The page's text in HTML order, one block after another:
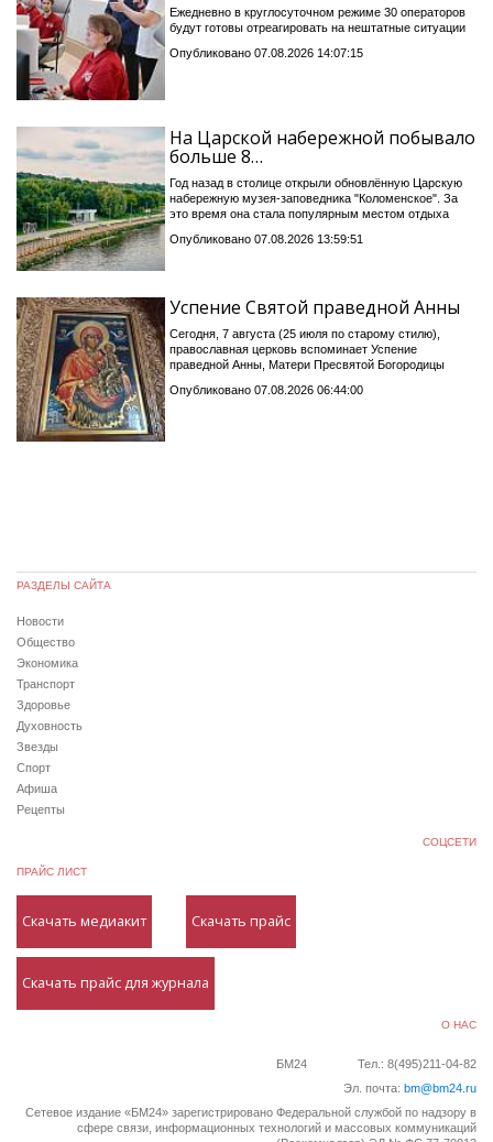
Ежедневно в круглосуточном режиме 30 операторов
будут готовы отреагировать на нештатные ситуации
Опубликовано 07.08.2026 14:07:15
На Царской набережной побывало
больше 8…
Год назад в столице открыли обновлённую Царскую
набережную музея-заповедника "Коломенское". За
это время она стала популярным местом отдыха
Опубликовано 07.08.2026 13:59:51
Успение Святой праведной Анны
Сегодня, 7 августа (25 июля по старому стилю),
православная церковь вспоминает Успение
праведной Анны, Матери Пресвятой Богородицы
Опубликовано 07.08.2026 06:44:00
РАЗДЕЛЫ САЙТА
Новости
Общество
Экономика
Транспорт
Здоровье
Духовность
Звезды
Спорт
Афиша
Рецепты
СОЦСЕТИ
ПРАЙС ЛИСТ
Скачать медиакит Скачать прайс
Скачать прайс для журнала
О НАС
БМ24
Тел.: 8(495)211-04-82
Эл. почта: bm@bm24.ru
Сетевое издание «БМ24» зарегистрировано Федеральной службой по надзору в
сфере связи, информационных технологий и массовых коммуникаций